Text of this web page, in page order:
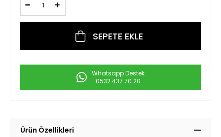
Whatsapp Destek
0532 437 70 20
Ürün Özellikleri